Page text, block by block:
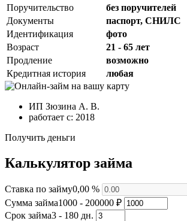
Поручительство
без поручителей
Документы
паспорт, СНИЛС
Идентификация
фото
Возраст
21 - 65 лет
Продление
возможно
Кредитная история
любая
ИП Зюзина А. В.
работает с: 2018
Получить деньги
Калькулятор займа
Ставка по займу0,00 %
Сумма займа1000 - 200000 ₽
Срок займа3 - 180 дн.